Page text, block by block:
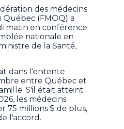
des médecins
(FMOQ) a
matin en conférence
nationale en
de la Santé,
dans l'entente
entre Québec et
S'il était atteint
les médecins
75 millions $ de plus,
l'accord.